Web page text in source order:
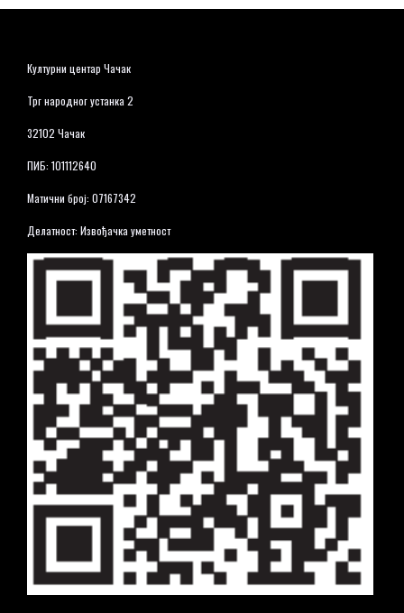
Културни центар Чачак
Трг народног устанка 2
32102 Чачак
ПИБ: 101112640
Матични број: 07167342
Делатност: Извођачка уметност